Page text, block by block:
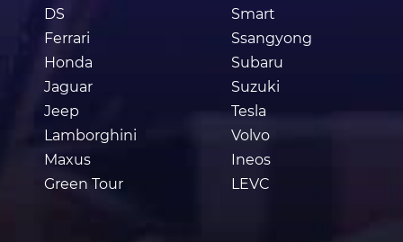
DS
Ferrari
Honda
Jaguar
Jeep
Lamborghini
Maxus
Green Tour
Smart
Ssangyong
Subaru
Suzuki
Tesla
Volvo
Ineos
LEVC